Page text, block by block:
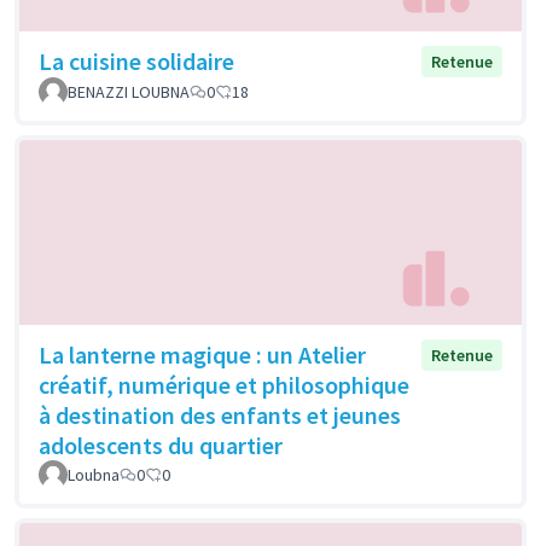
La cuisine solidaire
Retenue
BENAZZI LOUBNA
0 18
La lanterne magique : un Atelier
créatif, numérique et philosophique
à destination des enfants et jeunes
adolescents du quartier
Retenue
Loubna 0 0